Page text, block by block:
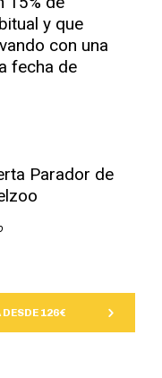
y que
con una
fecha de
DESDE 126€